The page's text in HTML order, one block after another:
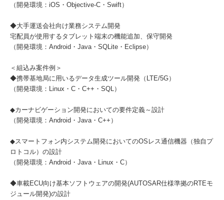
（開発環境：iOS・Objective-C・Swift）
◆大手運送会社向け業務システム開発
宅配員が使用するタブレット端末の機能追加、保守開発
（開発環境：Android・Java・SQLite・Eclipse）
＜組込み案件例＞
◆携帯基地局に用いるデータ生成ツール開発（LTE/5G）
（開発環境：Linux・C・C++・SQL）
◆カーナビゲーション開発においての要件定義～設計
（開発環境：Android・Java・C++）
◆スマートフォン内システム開発においてのOSレス通信機器（独自プ
ロトコル）の設計
（開発環境：Android・Java・Linux・C）
◆車載ECU向け基本ソフトウェアの開発(AUTOSAR仕様準拠のRTEモ
ジュール開発)の設計